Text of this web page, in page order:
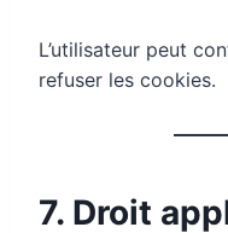
L’utilisateur peut
refuser les cookies.
7. Droit